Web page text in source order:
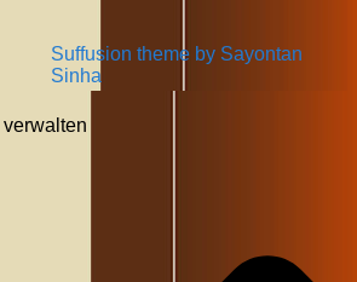
Suffusion theme by Sayontan
Sinha